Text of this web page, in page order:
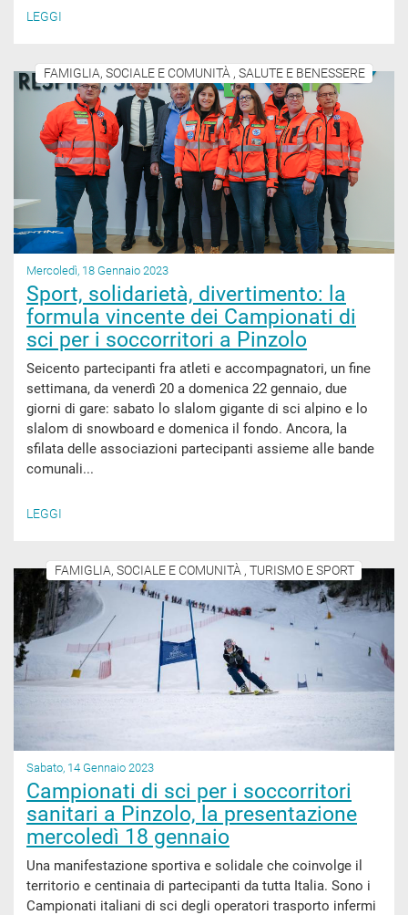
LEGGI
FAMIGLIA, SOCIALE E COMUNITÀ , SALUTE E BENESSERE
Mercoledì, 18 Gennaio 2023
Sport, solidarietà, divertimento: la
formula vincente dei Campionati di
sci per i soccorritori a Pinzolo
Seicento partecipanti fra atleti e accompagnatori, un fine
settimana, da venerdì 20 a domenica 22 gennaio, due
giorni di gare: sabato lo slalom gigante di sci alpino e lo
slalom di snowboard e domenica il fondo. Ancora, la
sfilata delle associazioni partecipanti assieme alle bande
comunali...
LEGGI
FAMIGLIA, SOCIALE E COMUNITÀ , TURISMO E SPORT
Sabato, 14 Gennaio 2023
Campionati di sci per i soccorritori
sanitari a Pinzolo, la presentazione
mercoledì 18 gennaio
Una manifestazione sportiva e solidale che coinvolge il
territorio e centinaia di partecipanti da tutta Italia. Sono i
Campionati italiani di sci degli operatori trasporto infermi